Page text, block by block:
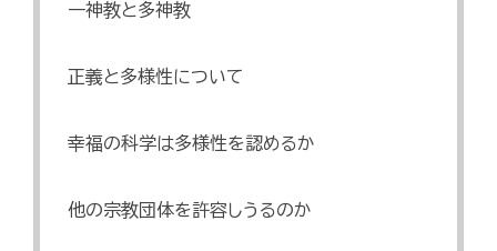
一神教と多神教
正義と多様性について
幸福の科学は多様性を認めるか
他の宗教団体を許容しうるのか